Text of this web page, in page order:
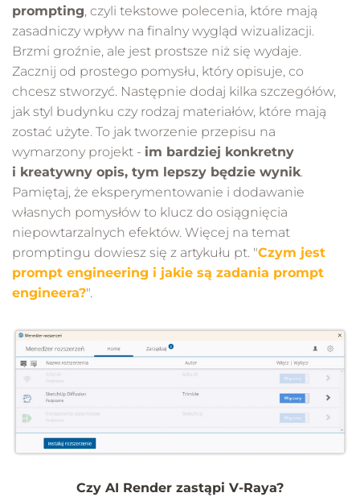
prompting, czyli tekstowe polecenia, które mają
zasadniczy wpływ na finalny wygląd wizualizacji.
Brzmi groźnie, ale jest prostsze niż się wydaje.
Zacznij od prostego pomysłu, który opisuje, co
chcesz stworzyć. Następnie dodaj kilka szczegółów,
jak styl budynku czy rodzaj materiałów, które mają
zostać użyte. To jak tworzenie przepisu na
wymarzony projekt - im bardziej konkretny
i kreatywny opis, tym lepszy będzie wynik.
Pamiętaj, że eksperymentowanie i dodawanie
własnych pomysłów to klucz do osiągnięcia
niepowtarzalnych efektów. Więcej na temat
promptingu dowiesz się z artykułu pt. "Czym jest
prompt engineering i jakie są zadania prompt
engineera?".
Czy AI Render zastąpi V-Raya?